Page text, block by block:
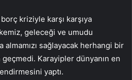
kriziyle karşı karşıya
geleceği ve umudu
almamızı sağlayacak herhangi bir
geçmedi. Karayipler dünyanın en
yaptı.